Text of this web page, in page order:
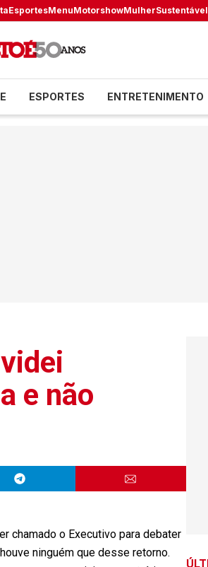
EsportesMenuMotorshowMulherSustentável
ESPORTES ENTRETENIMENTO
e não
chamado o Executivo para debater
ninguém que desse retorno.